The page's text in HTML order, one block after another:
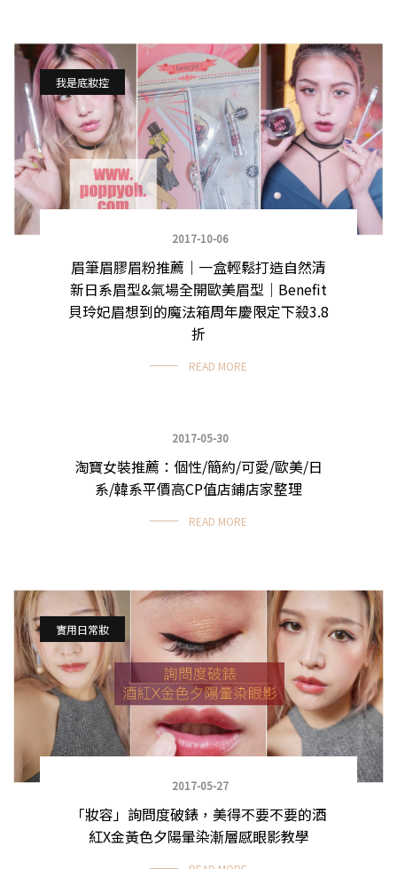
我是底妝控
2017-10-06
眉筆眉膠眉粉推薦｜一盒輕鬆打造自然清
新日系眉型&氣場全開歐美眉型｜Benefit
貝玲妃眉想到的魔法箱周年慶限定下殺3.8
折
READ MORE
時尚單品大採購
2017-05-30
淘寶女裝推薦：個性/簡約/可愛/歐美/日
系/韓系平價高CP值店鋪店家整理
READ MORE
實用日常妝
2017-05-27
「妝容」詢問度破錶，美得不要不要的酒
紅X金黃色夕陽暈染漸層感眼影教學